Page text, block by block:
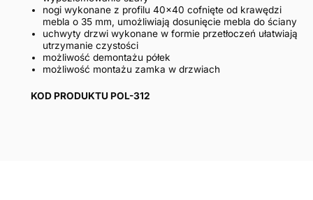
nogi wykonane z profilu 40×40 cofnięte od krawędzi
mebla o 35 mm, umożliwiają dosunięcie mebla do ściany
uchwyty drzwi wykonane w formie przetłoczeń ułatwiają
utrzymanie czystości
możliwość demontażu półek
możliwość montażu zamka w drzwiach
KOD PRODUKTU POL-312